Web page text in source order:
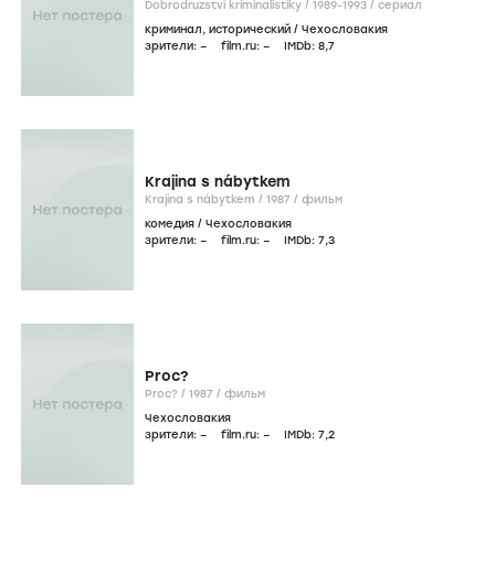
Dobrodruzství kriminalistiky / 1989-1993 / сериал
криминал, исторический / Чехословакия
зрители: – film.ru: – IMDb: 8,7
Krajina s nábytkem
Krajina s nábytkem / 1987 / фильм
комедия / Чехословакия
зрители: – film.ru: – IMDb: 7,3
Proc?
Proc? / 1987 / фильм
Чехословакия
зрители: – film.ru: – IMDb: 7,2